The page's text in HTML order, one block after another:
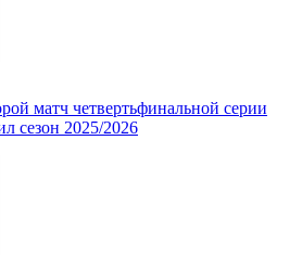
матч четвертьфинальной серии
сезон 2025/2026